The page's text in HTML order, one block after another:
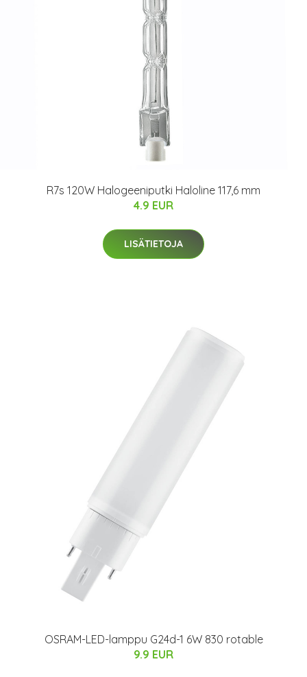
R7s 120W Halogeeniputki Haloline 117,6 mm
4.9 EUR
LISÄTIETOJA
OSRAM-LED-lamppu G24d-1 6W 830 rotable
9.9 EUR